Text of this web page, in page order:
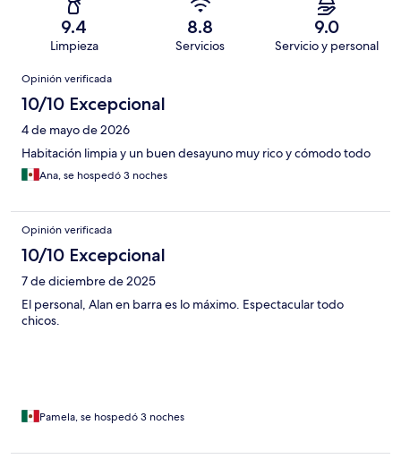
9.4
Limpieza
8.8
Servicios
9.0
Servicio y personal
Opiniones
Opinión verificada
10/10 Excepcional
4 de mayo de 2026
Habitación limpia y un buen desayuno muy rico y cómodo todo
Ana, se hospedó 3 noches
Opinión verificada
10/10 Excepcional
7 de diciembre de 2025
El personal, Alan en barra es lo máximo. Espectacular todo
chicos.
Pamela, se hospedó 3 noches